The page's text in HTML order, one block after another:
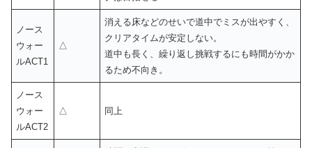
ノース
ウォー
ルACT1
△
消える床などのせいで道中でミスが出やすく、
クリアタイムが安定しない。
道中も長く、繰り返し挑戦するにも時間がかか
るため不向き。
ノース
ウォー
ルACT2
△ 同上